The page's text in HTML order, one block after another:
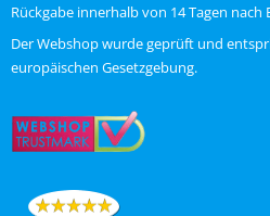
Rückgabe innerhalb von 14 Tagen
ChatGPT zei:
Der Webshop wurde geprüft und
europäischen Gesetzgebung.